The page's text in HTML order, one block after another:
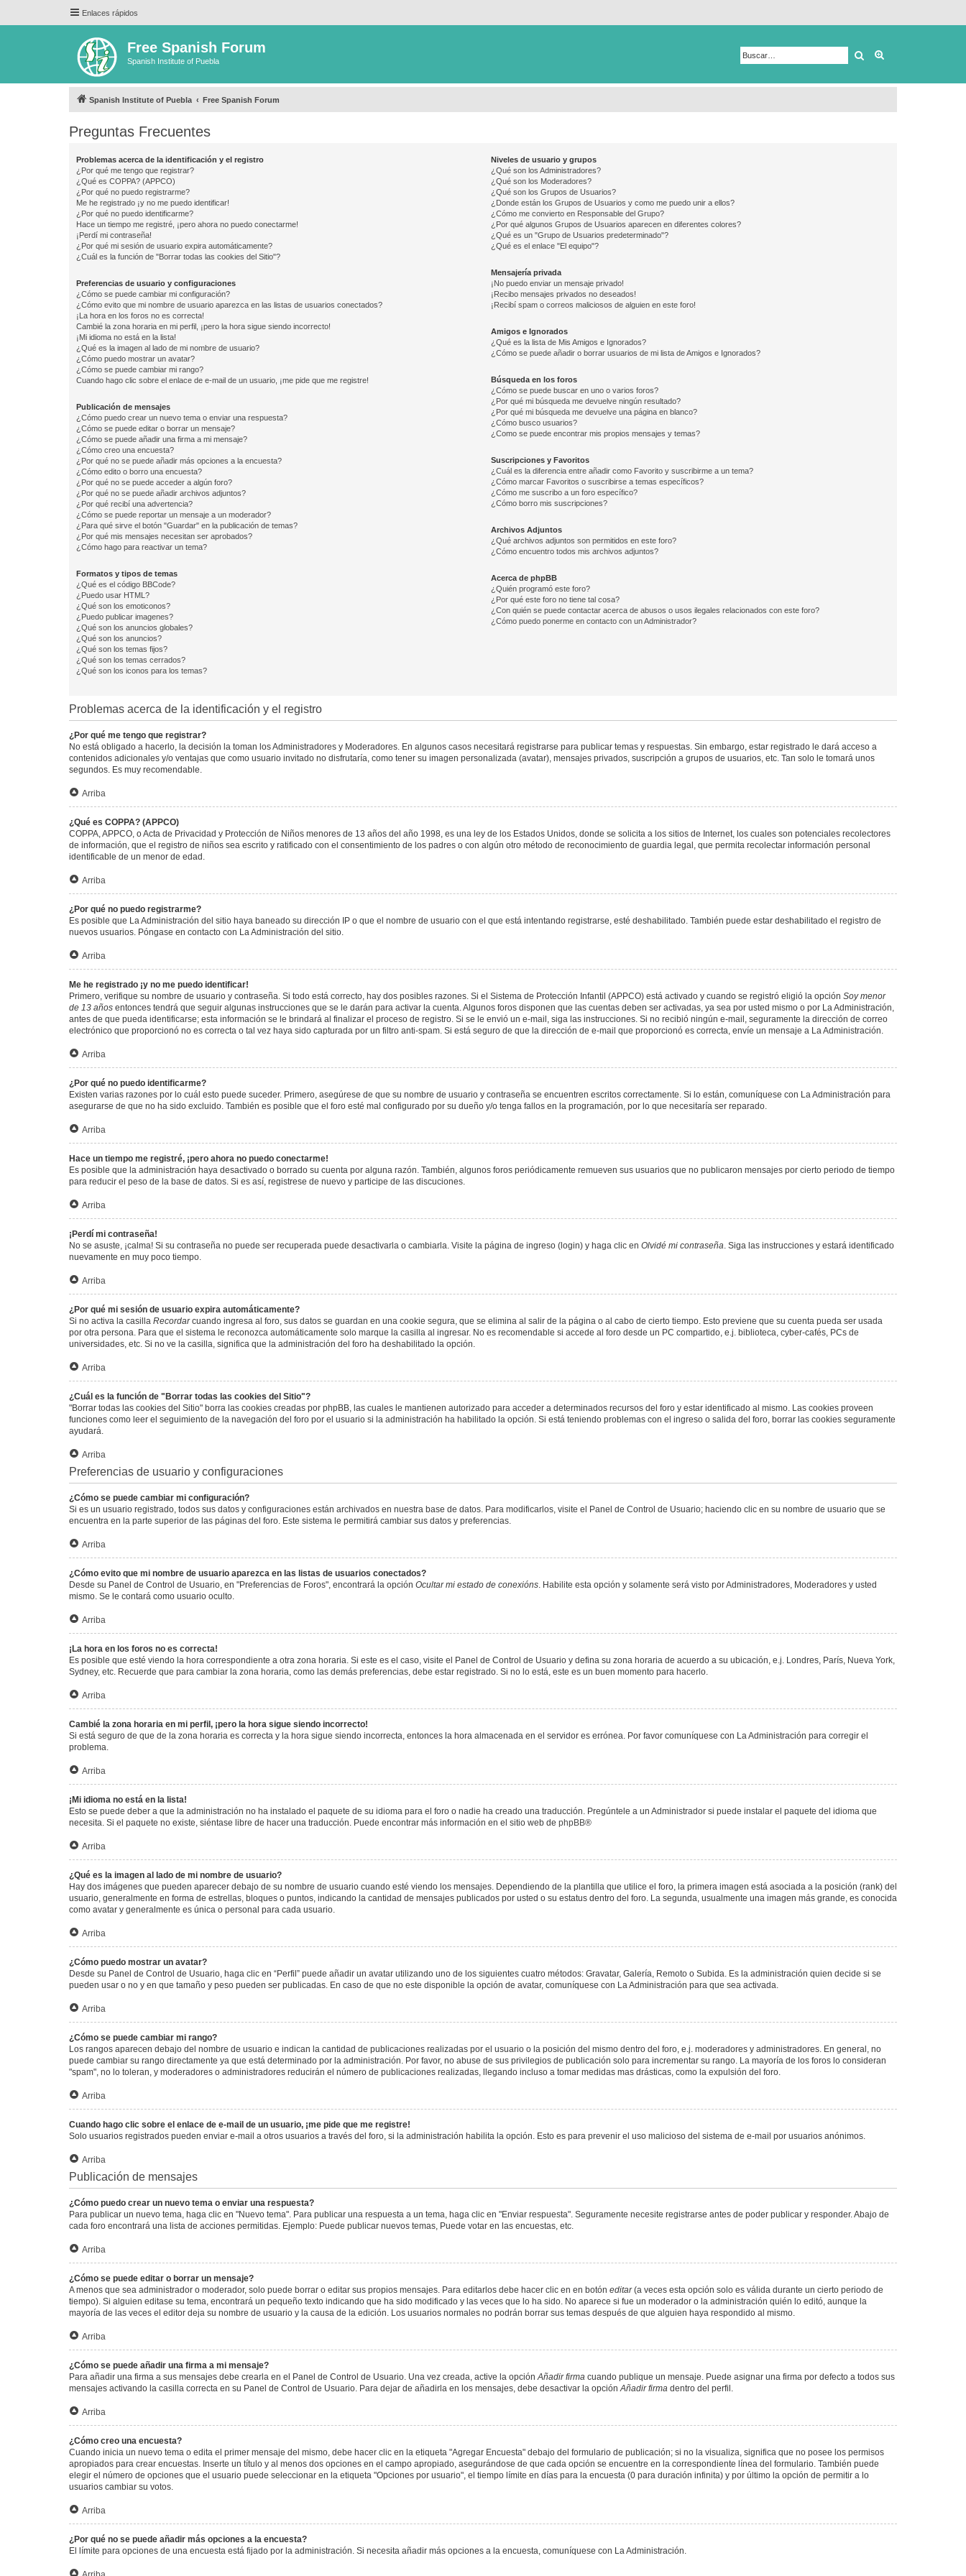
Enlaces rápidos
Free Spanish Forum
Spanish Institute of Puebla Buscar
Spanish Institute of Puebla Free Spanish Forum
Preguntas Frecuentes
Problemas acerca de la identificación y el registro
¿Por qué me tengo que registrar?
¿Qué es COPPA? (APPCO)
¿Por qué no puedo registrarme?
Me he registrado ¡y no me puedo identificar!
¿Por qué no puedo identificarme?
Hace un tiempo me registré, ¡pero ahora no puedo conectarme!
¡Perdí mi contraseña!
¿Por qué mi sesión de usuario expira automáticamente?
¿Cuál es la función de "Borrar todas las cookies del Sitio"?
Preferencias de usuario y configuraciones
¿Cómo se puede cambiar mi configuración?
¿Cómo evito que mi nombre de usuario aparezca en las listas de usuarios conectados?
¡La hora en los foros no es correcta!
Cambié la zona horaria en mi perfil, ¡pero la hora sigue siendo incorrecto!
¡Mi idioma no está en la lista!
¿Qué es la imagen al lado de mi nombre de usuario?
¿Cómo puedo mostrar un avatar?
¿Cómo se puede cambiar mi rango?
Cuando hago clic sobre el enlace de e-mail de un usuario, ¡me pide que me registre!
Publicación de mensajes
¿Cómo puedo crear un nuevo tema o enviar una respuesta?
¿Cómo se puede editar o borrar un mensaje?
¿Cómo se puede añadir una firma a mi mensaje?
¿Cómo creo una encuesta?
¿Por qué no se puede añadir más opciones a la encuesta?
¿Cómo edito o borro una encuesta?
¿Por qué no se puede acceder a algún foro?
¿Por qué no se puede añadir archivos adjuntos?
¿Por qué recibí una advertencia?
¿Cómo se puede reportar un mensaje a un moderador?
¿Para qué sirve el botón "Guardar" en la publicación de temas?
¿Por qué mis mensajes necesitan ser aprobados?
¿Cómo hago para reactivar un tema?
Formatos y tipos de temas
¿Qué es el código BBCode?
¿Puedo usar HTML?
¿Qué son los emoticonos?
¿Puedo publicar imagenes?
¿Qué son los anuncios globales?
¿Qué son los anuncios?
¿Qué son los temas fijos?
¿Qué son los temas cerrados?
¿Qué son los iconos para los temas?
Niveles de usuario y grupos
¿Qué son los Administradores?
¿Qué son los Moderadores?
¿Qué son los Grupos de Usuarios?
¿Donde están los Grupos de Usuarios y como me puedo unir a ellos?
¿Cómo me convierto en Responsable del Grupo?
¿Por qué algunos Grupos de Usuarios aparecen en diferentes colores?
¿Qué es un "Grupo de Usuarios predeterminado"?
¿Qué es el enlace "El equipo"?
Mensajería privada
¡No puedo enviar un mensaje privado!
¡Recibo mensajes privados no deseados!
¡Recibí spam o correos maliciosos de alguien en este foro!
Amigos e Ignorados
¿Qué es la lista de Mis Amigos e Ignorados?
¿Cómo se puede añadir o borrar usuarios de mi lista de Amigos e Ignorados?
Búsqueda en los foros
¿Cómo se puede buscar en uno o varios foros?
¿Por qué mi búsqueda me devuelve ningún resultado?
¿Por qué mi búsqueda me devuelve una página en blanco?
¿Cómo busco usuarios?
¿Como se puede encontrar mis propios mensajes y temas?
Suscripciones y Favoritos
¿Cuál es la diferencia entre añadir como Favorito y suscribirme a un tema?
¿Cómo marcar Favoritos o suscribirse a temas específicos?
¿Cómo me suscribo a un foro específico?
¿Cómo borro mis suscripciones?
Archivos Adjuntos
¿Qué archivos adjuntos son permitidos en este foro?
¿Cómo encuentro todos mis archivos adjuntos?
Acerca de phpBB
¿Quién programó este foro?
¿Por qué este foro no tiene tal cosa?
¿Con quién se puede contactar acerca de abusos o usos ilegales relacionados con este foro?
¿Cómo puedo ponerme en contacto con un Administrador?
Problemas acerca de la identificación y el registro
¿Por qué me tengo que registrar?
No está obligado a hacerlo, la decisión la toman los Administradores y Moderadores. En algunos casos necesitará registrarse para publicar temas y respuestas. Sin embargo, estar registrado le dará acceso a
contenidos adicionales y/o ventajas que como usuario invitado no disfrutaría, como tener su imagen personalizada (avatar), mensajes privados, suscripción a grupos de usuarios, etc. Tan solo le tomará unos
segundos. Es muy recomendable.
Arriba
¿Qué es COPPA? (APPCO)
COPPA, APPCO, o Acta de Privacidad y Protección de Niños menores de 13 años del año 1998, es una ley de los Estados Unidos, donde se solicita a los sitios de Internet, los cuales son potenciales recolectores
de información, que el registro de niños sea escrito y ratificado con el consentimiento de los padres o con algún otro método de reconocimiento de guardia legal, que permita recolectar información personal
identificable de un menor de edad.
Arriba
¿Por qué no puedo registrarme?
Es posible que La Administración del sitio haya baneado su dirección IP o que el nombre de usuario con el que está intentando registrarse, esté deshabilitado. También puede estar deshabilitado el registro de
nuevos usuarios. Póngase en contacto con La Administración del sitio.
Arriba
Me he registrado ¡y no me puedo identificar!
Primero, verifique su nombre de usuario y contraseña. Si todo está correcto, hay dos posibles razones. Si el Sistema de Protección Infantil (APPCO) está activado y cuando se registró eligió la opción Soy menor
de 13 años entonces tendrá que seguir algunas instrucciones que se le darán para activar la cuenta. Algunos foros disponen que las cuentas deben ser activadas, ya sea por usted mismo o por La Administración,
antes de que pueda identificarse; esta información se le brindará al finalizar el proceso de registro. Si se le envió un e-mail, siga las instrucciones. Si no recibió ningún e-mail, seguramente la dirección de correo
electrónico que proporcionó no es correcta o tal vez haya sido capturada por un filtro anti-spam. Si está seguro de que la dirección de e-mail que proporcionó es correcta, envíe un mensaje a La Administración.
Arriba
¿Por qué no puedo identificarme?
Existen varias razones por lo cuál esto puede suceder. Primero, asegúrese de que su nombre de usuario y contraseña se encuentren escritos correctamente. Si lo están, comuníquese con La Administración para
asegurarse de que no ha sido excluido. También es posible que el foro esté mal configurado por su dueño y/o tenga fallos en la programación, por lo que necesitaría ser reparado.
Arriba
Hace un tiempo me registré, ¡pero ahora no puedo conectarme!
Es posible que la administración haya desactivado o borrado su cuenta por alguna razón. También, algunos foros periódicamente remueven sus usuarios que no publicaron mensajes por cierto periodo de tiempo
para reducir el peso de la base de datos. Si es así, registrese de nuevo y participe de las discuciones.
Arriba
¡Perdí mi contraseña!
No se asuste, ¡calma! Si su contraseña no puede ser recuperada puede desactivarla o cambiarla. Visite la página de ingreso (login) y haga clic en Olvidé mi contraseña. Siga las instrucciones y estará identificado
nuevamente en muy poco tiempo.
Arriba
¿Por qué mi sesión de usuario expira automáticamente?
Si no activa la casilla Recordarcuando ingresa al foro, sus datos se guardan en una cookie segura, que se elimina al salir de la página o al cabo de cierto tiempo. Esto previene que su cuenta pueda ser usada
por otra persona. Para que el sistema le reconozca automáticamente solo marque la casilla al ingresar. No es recomendable si accede al foro desde un PC compartido, e.j. biblioteca, cyber-cafés, PCs de
universidades, etc. Si no ve la casilla, significa que la administración del foro ha deshabilitado la opción.
Arriba
¿Cuál es la función de "Borrar todas las cookies del Sitio"?
"Borrar todas las cookies del Sitio" borra las cookies creadas por phpBB, las cuales le mantienen autorizado para acceder a determinados recursos del foro y estar identificado al mismo. Las cookies proveen
funciones como leer el seguimiento de la navegación del foro por el usuario si la administración ha habilitado la opción. Si está teniendo problemas con el ingreso o salida del foro, borrar las cookies seguramente
ayudará.
Arriba
Preferencias de usuario y configuraciones
¿Cómo se puede cambiar mi configuración?
Si es un usuario registrado, todos sus datos y configuraciones están archivados en nuestra base de datos. Para modificarlos, visite el Panel de Control de Usuario; haciendo clic en su nombre de usuario que se
encuentra en la parte superior de las páginas del foro. Este sistema le permitirá cambiar sus datos y preferencias.
Arriba
¿Cómo evito que mi nombre de usuario aparezca en las listas de usuarios conectados?
Desde su Panel de Control de Usuario, en "Preferencias de Foros", encontrará la opción Ocultar mi estado de conexións. Habilite esta opción y solamente será visto por Administradores, Moderadores y usted
mismo. Se le contará como usuario oculto.
Arriba
¡La hora en los foros no es correcta!
Es posible que esté viendo la hora correspondiente a otra zona horaria. Si este es el caso, visite el Panel de Control de Usuario y defina su zona horaria de acuerdo a su ubicación, e.j. Londres, París, Nueva York,
Sydney, etc. Recuerde que para cambiar la zona horaria, como las demás preferencias, debe estar registrado. Si no lo está, este es un buen momento para hacerlo.
Arriba
Cambié la zona horaria en mi perfil, ¡pero la hora sigue siendo incorrecto!
Si está seguro de que de la zona horaria es correcta y la hora sigue siendo incorrecta, entonces la hora almacenada en el servidor es errónea. Por favor comuníquese con La Administración para corregir el
problema.
Arriba
¡Mi idioma no está en la lista!
Esto se puede deber a que la administración no ha instalado el paquete de su idioma para el foro o nadie ha creado una traducción. Pregúntele a un Administrador si puede instalar el paquete del idioma que
necesita. Si el paquete no existe, siéntase libre de hacer una traducción. Puede encontrar más información en el sitio web de phpBB®
Arriba
¿Qué es la imagen al lado de mi nombre de usuario?
Hay dos imágenes que pueden aparecer debajo de su nombre de usuario cuando esté viendo los mensajes. Dependiendo de la plantilla que utilice el foro, la primera imagen está asociada a la posición (rank) del
usuario, generalmente en forma de estrellas, bloques o puntos, indicando la cantidad de mensajes publicados por usted o su estatus dentro del foro. La segunda, usualmente una imagen más grande, es conocida
como avatar y generalmente es única o personal para cada usuario.
Arriba
¿Cómo puedo mostrar un avatar?
Desde su Panel de Control de Usuario, haga clic en “Perfil” puede añadir un avatar utilizando uno de los siguientes cuatro métodos: Gravatar, Galería, Remoto o Subida. Es la administración quien decide si se
pueden usar o no y en que tamaño y peso pueden ser publicadas. En caso de que no este disponible la opción de avatar, comuníquese con La Administración para que sea activada.
Arriba
¿Cómo se puede cambiar mi rango?
Los rangos aparecen debajo del nombre de usuario e indican la cantidad de publicaciones realizadas por el usuario o la posición del mismo dentro del foro, e.j. moderadores y administradores. En general, no
puede cambiar su rango directamente ya que está determinado por la administración. Por favor, no abuse de sus privilegios de publicación solo para incrementar su rango. La mayoría de los foros lo consideran
"spam", no lo toleran, y moderadores o administradores reducirán el número de publicaciones realizadas, llegando incluso a tomar medidas mas drásticas, como la expulsión del foro.
Arriba
Cuando hago clic sobre el enlace de e-mail de un usuario, ¡me pide que me registre!
Solo usuarios registrados pueden enviar e-mail a otros usuarios a través del foro, si la administración habilita la opción. Esto es para prevenir el uso malicioso del sistema de e-mail por usuarios anónimos.
Arriba
Publicación de mensajes
¿Cómo puedo crear un nuevo tema o enviar una respuesta?
Para publicar un nuevo tema, haga clic en "Nuevo tema". Para publicar una respuesta a un tema, haga clic en "Enviar respuesta". Seguramente necesite registrarse antes de poder publicar y responder. Abajo de
cada foro encontrará una lista de acciones permitidas. Ejemplo: Puede publicar nuevos temas, Puede votar en las encuestas, etc.
Arriba
¿Cómo se puede editar o borrar un mensaje?
A menos que sea administrador o moderador, solo puede borrar o editar sus propios mensajes. Para editarlos debe hacer clic en en botón editar(a veces esta opción solo es válida durante un cierto periodo de
tiempo). Si alguien editase su tema, encontrará un pequeño texto indicando que ha sido modificado y las veces que lo ha sido. No aparece si fue un moderador o la administración quién lo editó, aunque la
mayoría de las veces el editor deja su nombre de usuario y la causa de la edición. Los usuarios normales no podrán borrar sus temas después de que alguien haya respondido al mismo.
Arriba
¿Cómo se puede añadir una firma a mi mensaje?
Para añadir una firma a sus mensajes debe crearla en el Panel de Control de Usuario. Una vez creada, active la opciónAñadir firma cuando publique un mensaje. Puede asignar una firma por defecto a todos sus
mensajes activando la casilla correcta en su Panel de Control de Usuario. Para dejar de añadirla en los mensajes, debe desactivar la opciónAñadir firma dentro del perfil.
Arriba
¿Cómo creo una encuesta?
Cuando inicia un nuevo tema o edita el primer mensaje del mismo, debe hacer clic en la etiqueta "Agregar Encuesta" debajo del formulario de publicación; si no la visualiza, significa que no posee los permisos
apropiados para crear encuestas. Inserte un título y al menos dos opciones en el campo apropiado, asegurándose de que cada opción se encuentre en la correspondiente línea del formulario. También puede
elegir el número de opciones que el usuario puede seleccionar en la etiqueta "Opciones por usuario", el tiempo límite en días para la encuesta (0 para duración infinita) y por último la opción de permitir a lo
usuarios cambiar su votos.
Arriba
¿Por qué no se puede añadir más opciones a la encuesta?
El límite para opciones de una encuesta está fijado por la administración. Si necesita añadir más opciones a la encuesta, comuníquese con La Administración.